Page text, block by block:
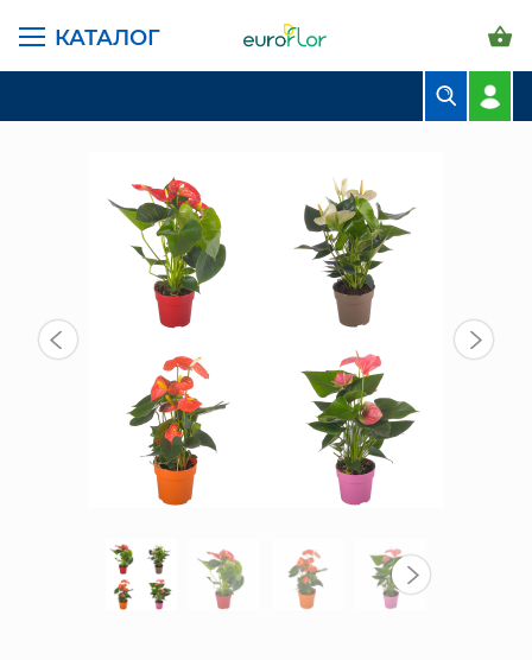
КАТАЛОГ
ЦВЕТЫ В ПАЧКАХ
СВАДЕБНАЯ ФЛОРИСТИКА
КОМНАТНЫЕ РАСТЕНИЯ
ГОРШКИ И КАШПО
ГРУНТЫ И УДОБРЕНИЯ
ПРЕДМЕТЫ ИНТЕРЬЕРА
МЯГКИЕ ИГРУШКИ
ГЛАВНАЯ СТРАНИЦА КАТАЛОГ
КОМНАТНЫЕ РАСТЕНИЯ